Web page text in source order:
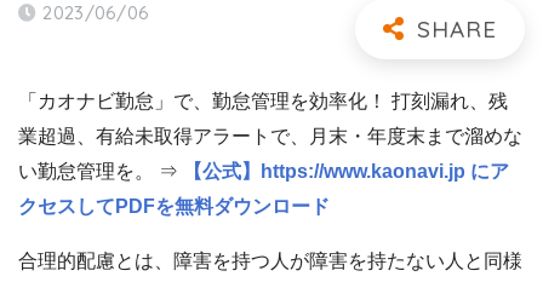
2023/06/06
「カオナビ勤怠」で、勤怠管理を効率化！ 打刻漏れ、残
業超過、有給未取得アラートで、月末・年度末まで溜めな
い勤怠管理を。 ⇒
【公式】https://www.kaonavi.jp にア
クセスしてPDFを無料ダウンロード
合理的配慮とは、障害を持つ人が障害を持たない人と同様